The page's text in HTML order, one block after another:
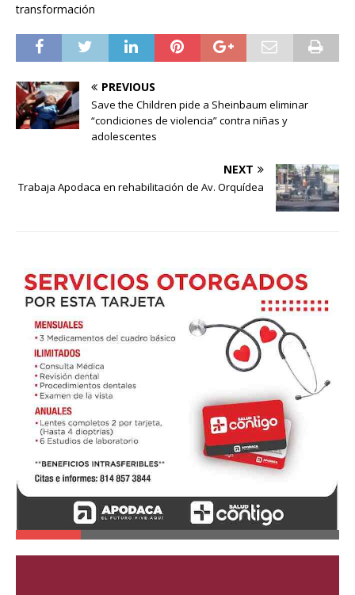
transformación
PREVIOUS
Save the Children pide a Sheinbaum eliminar
“condiciones de violencia” contra niñas y
adolescentes
NEXT
Trabaja Apodaca en rehabilitación de Av. Orquídea